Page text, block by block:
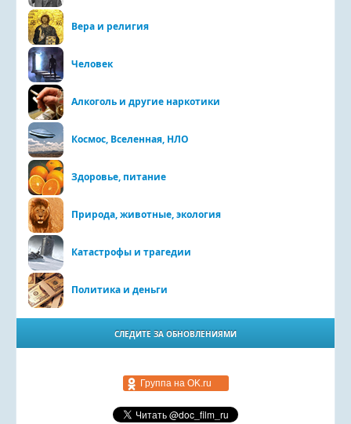
Вера и религия
Человек
Алкоголь и другие наркотики
Космос, Вселенная, НЛО
Здоровье, питание
Природа, животные, экология
Катастрофы и трагедии
Политика и деньги
СЛЕДИТЕ ЗА ОБНОВЛЕНИЯМИ
Группа на OK.ru